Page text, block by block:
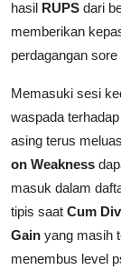
hasil RUPS dari
memberikan
perdagangan sore
Memasuki sesi
waspada
asing terus
on Weakness
masuk dalam
tipis saat Cum
Gain yang masih
menembus level